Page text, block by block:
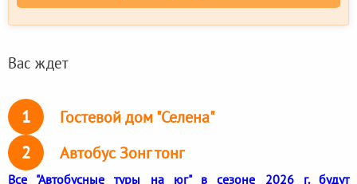
Вас ждет
1 Гостевой дом "Селена"
2 Автобус Зонг тонг
Все "Автобусные туры на юг" в сезоне 2026 г. будут